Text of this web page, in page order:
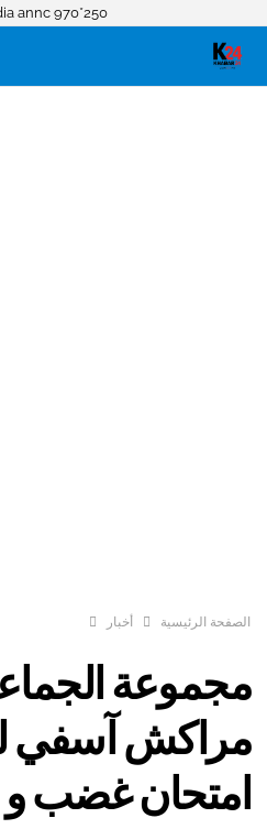
الصفحة الرئيسية أخبار
مجموعة
مراكش آسفي
امتحان غضب و